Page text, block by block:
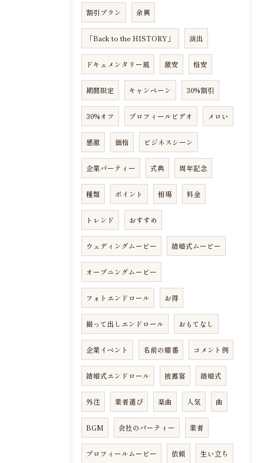
割引プラン 余興
「Back to the HISTORY」 演出
ドキュメンタリー風 激安 格安
期間限定 キャンペーン 30%割引
30%オフ プロフィールビデオ メロい
感激 価格 ビジネスシーン
企業パーティー 式典 周年記念
種類 ポイント 相場 料金
トレンド おすすめ
ウェディングムービー 結婚式ムービー
オープニングムービー
フォトエンドロール お得
撮って出しエンドロール おもてなし
企業イベント 名前の順番 コメント例
結婚式エンドロール 披露宴 結婚式
外注 業者選び 楽曲 人気 曲
BGM 会社のパーティー 業者
プロフィールムービー 依頼 生い立ち